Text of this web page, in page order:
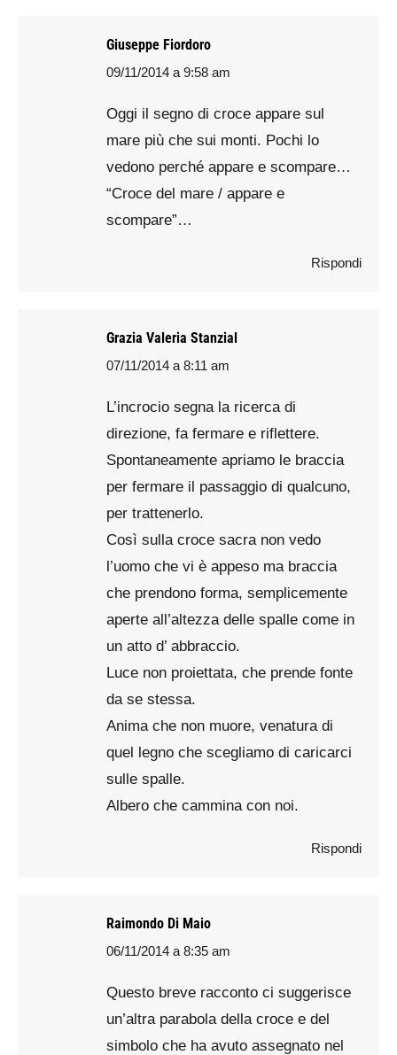
Giuseppe Fiordoro
says:
09/11/2014 a 9:58 am
Oggi il segno di croce appare sul
mare più che sui monti. Pochi lo
vedono perché appare e scompare…
“Croce del mare / appare e
scompare”…
Rispondi
Grazia Valeria Stanzial
says:
07/11/2014 a 8:11 am
L’incrocio segna la ricerca di
direzione, fa fermare e riflettere.
Spontaneamente apriamo le braccia
per fermare il passaggio di qualcuno,
per trattenerlo.
Così sulla croce sacra non vedo
l’uomo che vi è appeso ma braccia
che prendono forma, semplicemente
aperte all’altezza delle spalle come in
un atto d’ abbraccio.
Luce non proiettata, che prende fonte
da se stessa.
Anima che non muore, venatura di
quel legno che scegliamo di caricarci
sulle spalle.
Albero che cammina con noi.
Rispondi
Raimondo Di Maio
says:
06/11/2014 a 8:35 am
Questo breve racconto ci suggerisce
un’altra parabola della croce e del
simbolo che ha avuto assegnato nel